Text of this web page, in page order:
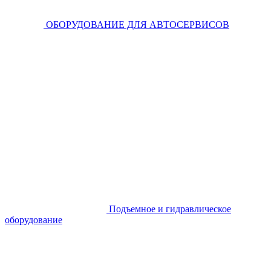
ОБОРУДОВАНИЕ ДЛЯ АВТОСЕРВИСОВ
Подъемное и гидравлическое
оборудование